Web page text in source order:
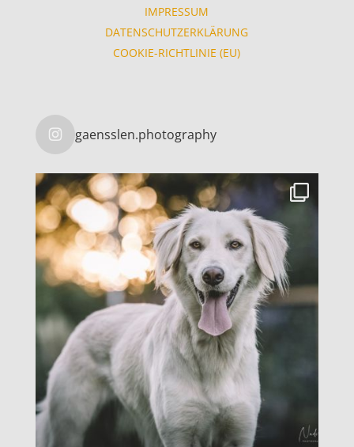
IMPRESSUM
DATENSCHUTZERKLÄRUNG
COOKIE-RICHTLINIE (EU)
gaensslen.photography